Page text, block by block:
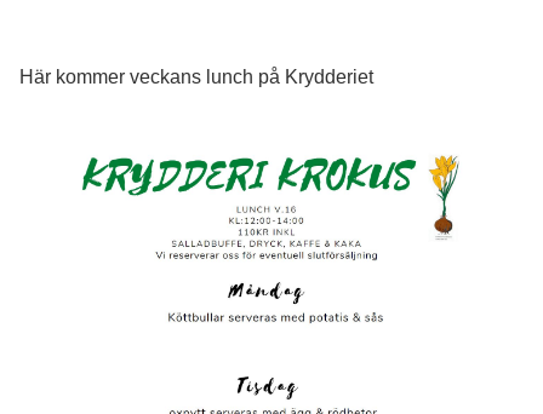
Här kommer veckans lunch på Krydderiet